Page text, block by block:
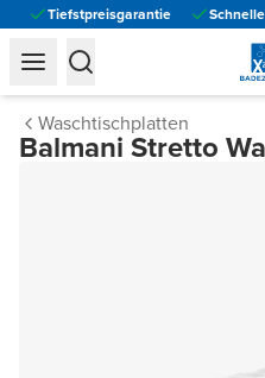
Tiefstpreisgarantie
Waschtischplatten
Balmani Stretto